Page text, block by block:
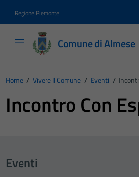
Regione Piemonte
Comune di Almese
Home / Vivere Il Comune / Eventi /
Incontro Con
Eventi